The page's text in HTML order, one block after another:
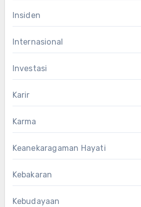
Insiden
Internasional
Investasi
Karir
Karma
Keanekaragaman Hayati
Kebakaran
Kebudayaan